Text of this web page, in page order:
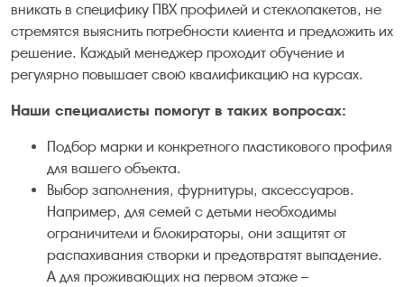
вникать в специфику ПВХ профилей и стеклопакетов, не
стремятся выяснить потребности клиента и предложить их
решение. Каждый менеджер проходит обучение и
регулярно повышает свою квалификацию на курсах.
Наши специалисты помогут в таких вопросах:
Подбор марки и конкретного пластикового профиля
для вашего объекта.
Выбор заполнения, фурнитуры, аксессуаров.
Например, для семей с детьми необходимы
ограничители и блокираторы, они защитят от
распахивания створки и предотвратят выпадение.
А для проживающих на первом этаже –